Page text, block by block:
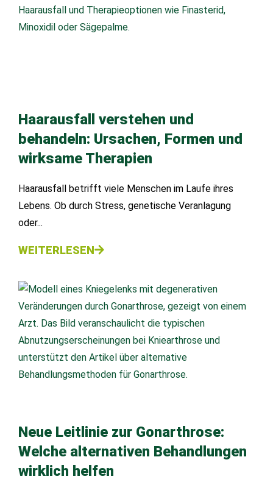
Haarausfall verstehen und
behandeln: Ursachen, Formen und
wirksame Therapien
Haarausfall betrifft viele Menschen im Laufe ihres
Lebens. Ob durch Stress, genetische Veranlagung
oder...
WEITERLESEN
Neue Leitlinie zur Gonarthrose:
Welche alternativen Behandlungen
wirklich helfen